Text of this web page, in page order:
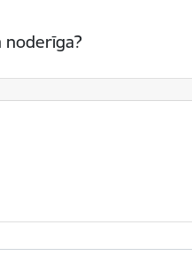
noderīga?